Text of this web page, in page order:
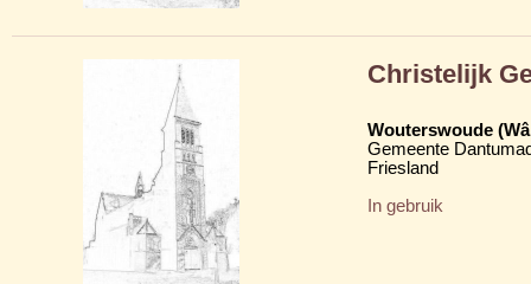
Christelijk
Wouterswoude
Gemeente
Friesland
In gebruik